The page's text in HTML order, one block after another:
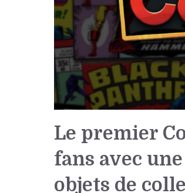
Le premier
fans avec
objets de